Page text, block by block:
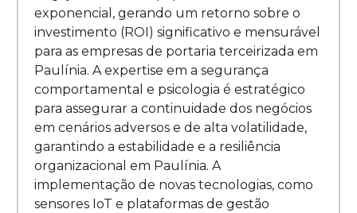
exponencial, gerando um retorno sobre o
investimento (ROI) significativo e mensurável
para as empresas de portaria terceirizada em
Paulínia. A expertise em a segurança
comportamental e psicologia é estratégico
para assegurar a continuidade dos negócios
em cenários adversos e de alta volatilidade,
garantindo a estabilidade e a resiliência
organizacional em Paulínia. A
implementação de novas tecnologias, como
sensores IoT e plataformas de gestão